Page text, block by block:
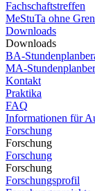
Fachschaftstreffen
MeStuTa ohne
Downloads
Downloads
BA-
MA-
Kontakt
Praktika
FAQ
Informationen für
Forschung
Forschung
Forschung
Forschung
Forschungsprofil